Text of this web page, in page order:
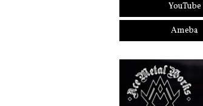
YouTube
Ameba